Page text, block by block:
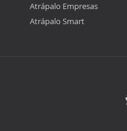
Atrápalo Empresas
Atrápalo Smart